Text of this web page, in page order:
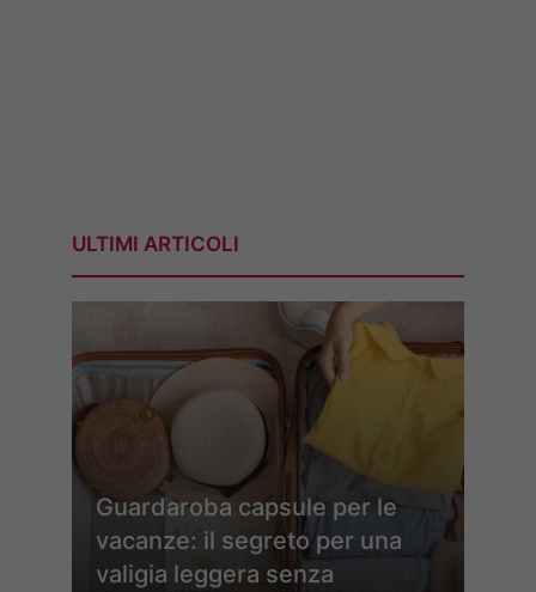
ULTIMI ARTICOLI
Guardaroba capsule per le
vacanze: il segreto per una
valigia leggera senza